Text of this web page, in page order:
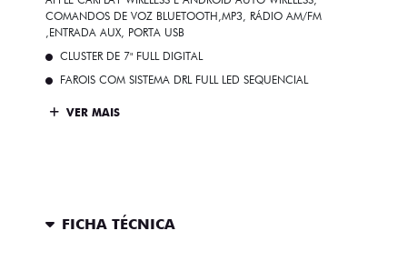
COMANDOS DE VOZ BLUETOOTH,MP3, RÁDIO AM/FM
,ENTRADA AUX, PORTA USB
CLUSTER DE 7" FULL DIGITAL
FAROIS COM SISTEMA DRL FULL LED SEQUENCIAL
VER MAIS
FICHA TÉCNICA